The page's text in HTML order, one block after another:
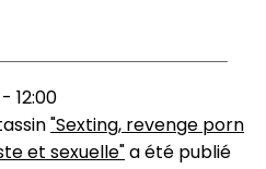
12:00
"Sexting, revenge porn
et sexuelle"a été publié